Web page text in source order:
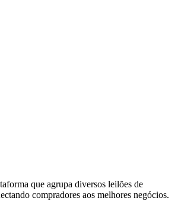
que agrupa diversos leilões de
compradores aos melhores negócios.